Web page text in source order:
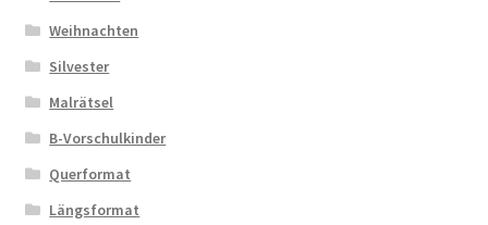
Weihnachten
Silvester
Malrätsel
B-Vorschulkinder
Querformat
Längsformat